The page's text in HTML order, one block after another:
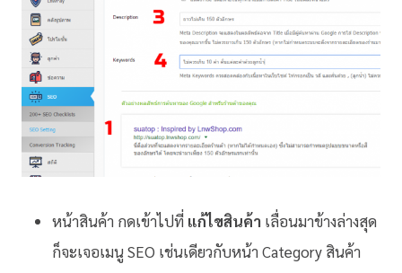
หน้าสินค้า กดเข้าไปที่ แก้ไขสินค้า เลื่อนมาข้างล่างสุด
ก็จะเจอเมนู SEO เช่นเดียวกับหน้า Category สินค้า